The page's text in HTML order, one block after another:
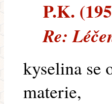
P.K.
Re:
kyselina se
materie,